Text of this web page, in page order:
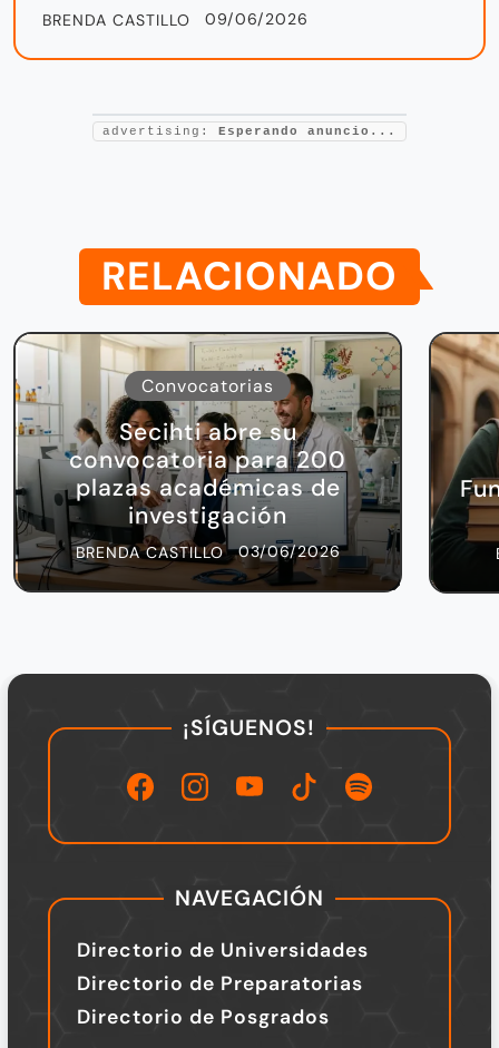
BRENDA CASTILLO 09/06/2026
advertising: Esperando anuncio...
RELACIONADO
Convocatorias
Secihti abre su
convocatoria para 200
plazas académicas de
investigación
BRENDA CASTILLO 03/06/2026
¡SÍGUENOS!
NAVEGACIÓN
Directorio de Universidades
Directorio de Preparatorias
Directorio de Posgrados